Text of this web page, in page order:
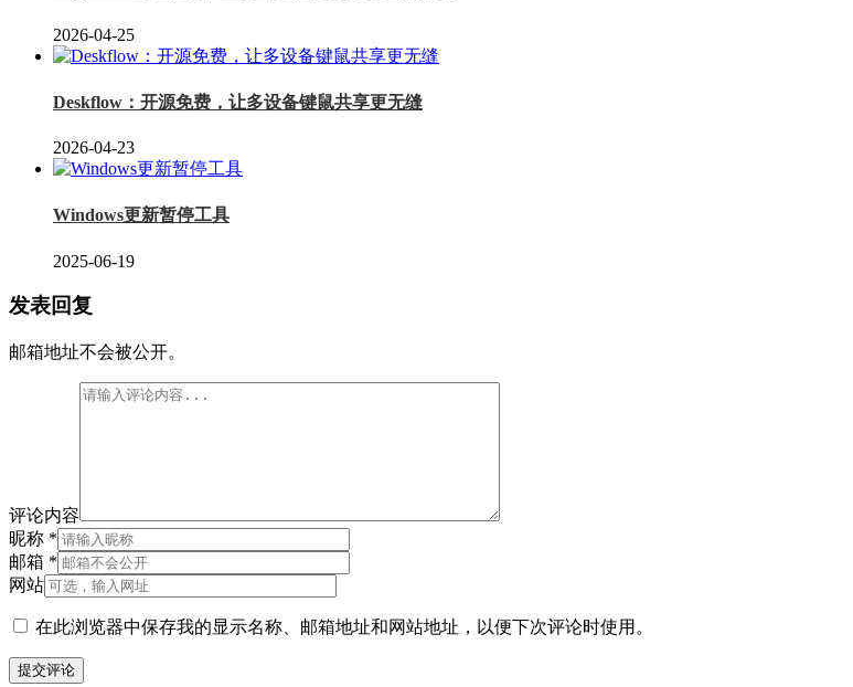
2026-04-25
Deskflow：开源免费，让多设备键鼠共享更无缝
2026-04-23
Windows更新暂停工具
2025-06-19
发表回复
邮箱地址不会被公开。
评论内容
昵称 *
邮箱 *
网站
在此浏览器中保存我的显示名称、邮箱地址和网站地址，以便下次评论时使用。